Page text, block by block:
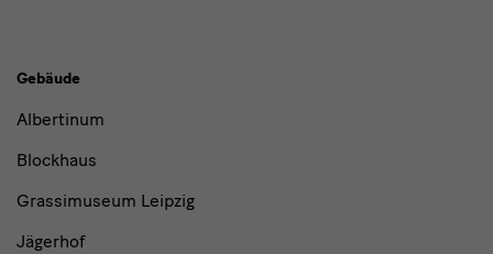
Gebäude,
Museen
Gebäude
Albertinum
Blockhaus
Grassimuseum Leipzig
Jägerhof